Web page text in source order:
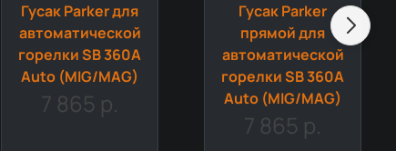
Гусак Parker для
автоматической
горелки SB 360A
Auto (MIG/MAG)
7 865 р.
Гусак Parker
прямой для
автоматической
горелки SB 360A
Auto (MIG/MAG)
7 865 р.